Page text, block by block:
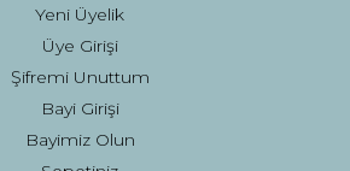
Yeni Üyelik
Üye Girişi
Şifremi Unuttum
Bayi Girişi
Bayimiz Olun